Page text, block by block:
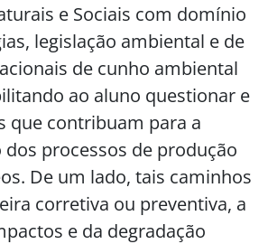
e Sociais com domínio
legislação ambiental e de
de cunho ambiental
ao aluno questionar e
que contribuam para a
processos de produção
De um lado, tais caminhos
corretiva ou preventiva, a
e da degradação